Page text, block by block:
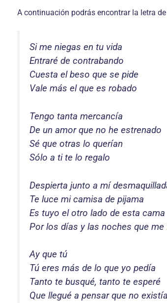
A continuación podrás encontrar la letra
Si me niegas en tu vida
Entraré de contrabando
Cuesta el beso que se pide
Vale más el que es robado
Tengo tanta mercancía
De un amor que no he estrenado
Sé que otras lo querían
Sólo a ti te lo regalo
Despierta junto a mí
Te luce mi camisa de pijama
Es tuyo el otro lado de esta cama
Por los días y las noches que me
Ay que tú
Tú eres más de lo que yo pedía
Tanto te busqué, tanto te esperé
Que llegué a pensar que no